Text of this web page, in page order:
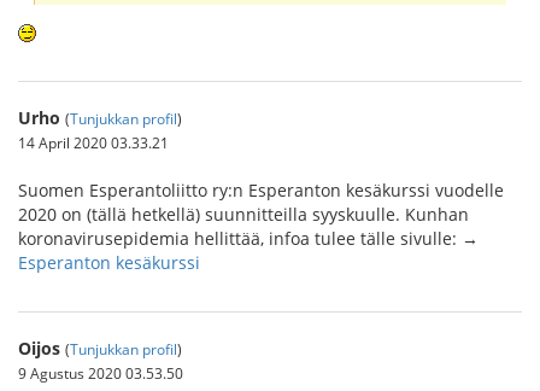
Urho (Tunjukkan profil)
14 April 2020 03.33.21
Suomen Esperantoliitto ry:n Esperanton kesäkurssi vuodelle
2020 on (tällä hetkellä) suunnitteilla syyskuulle. Kunhan
koronavirusepidemia hellittää, infoa tulee tälle sivulle: →
Esperanton kesäkurssi
Oijos (Tunjukkan profil)
9 Agustus 2020 03.53.50